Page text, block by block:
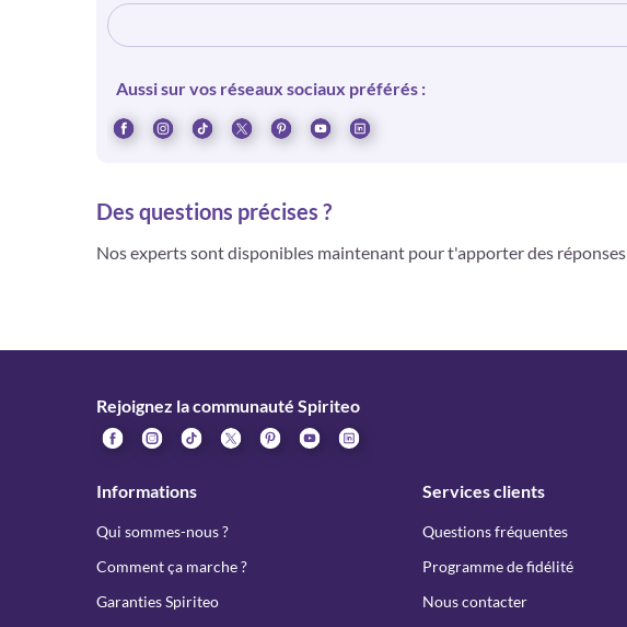
Aussi sur vos réseaux sociaux préférés :
Des questions précises ?
Nos experts sont disponibles maintenant pour t'apporter des réponses
Rejoignez la communauté Spiriteo
Informations
Qui sommes-nous ?
Comment ça marche ?
Garanties Spiriteo
Services clients
Questions fréquentes
Programme de fidélité
Nous contacter